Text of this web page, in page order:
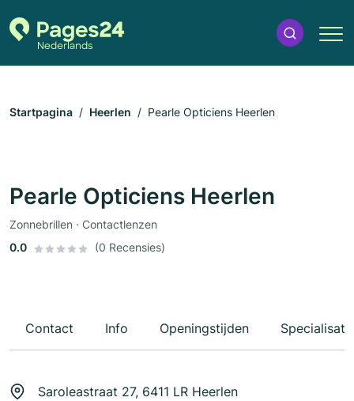
Startpagina Heerlen Pearle Opticiens Heerlen
Pearle Opticiens Heerlen
Zonnebrillen · Contactlenzen
0.0
(0 Recensies)
Contact Info Openingstijden
Saroleastraat 27, 6411 LR Heerlen